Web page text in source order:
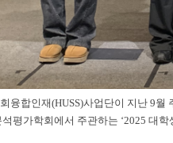
융합인재(HUSS)사업단이 지난 9
평가학회에서 주관하는 ‘2025 대